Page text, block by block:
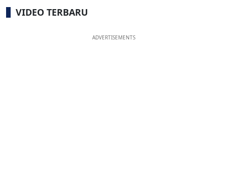
VIDEO TERBARU
ADVERTISEMENTS